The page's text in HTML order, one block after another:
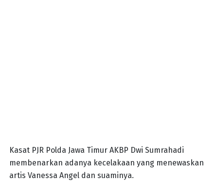
Kasat PJR Polda Jawa Timur AKBP Dwi Sumrahadi
membenarkan adanya kecelakaan yang menewaskan
artis Vanessa Angel dan suaminya.